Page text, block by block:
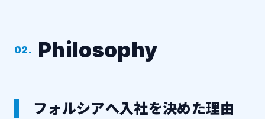
02. Philosophy
フォルシアへ入社を決めた理由